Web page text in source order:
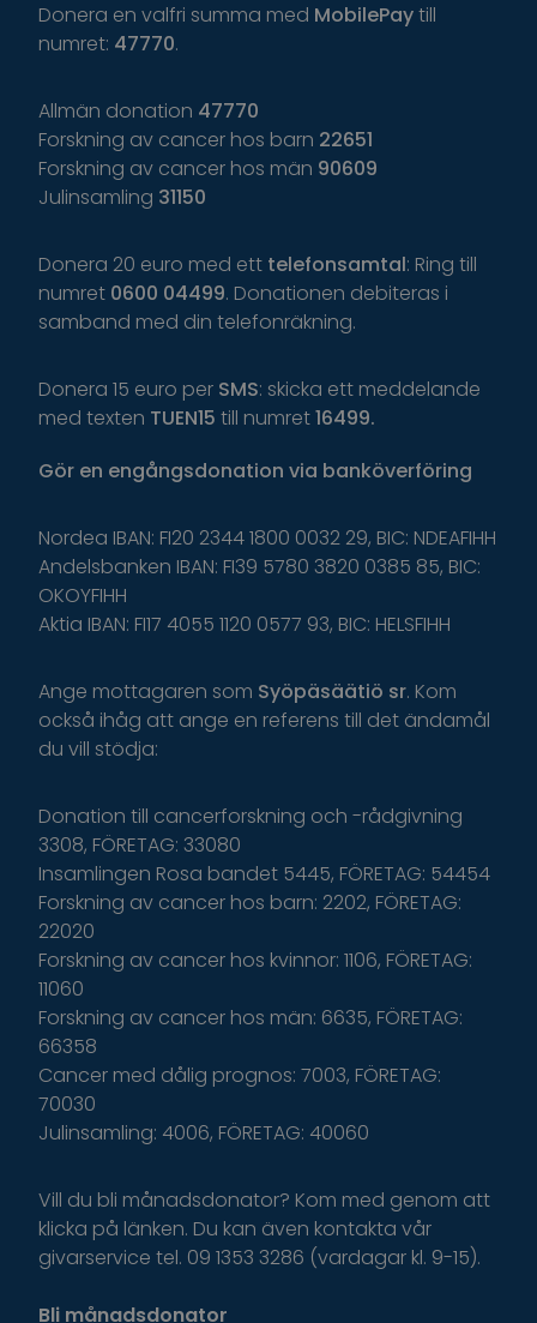
Donera en valfri summa med MobilePaytill
numret: 47770.
Allmän donation 47770
Forskning av cancer hos barn 22651
Forskning av cancer hos män 90609
Julinsamling 31150
Donera 20 euro med ett telefonsamtal: Ring till
numret 0600 04499. Donationen debiteras i
samband med din telefonräkning.
Donera 15 euro per SMS: skicka ett meddelande
med texten TUEN15 till numret16499.
Gör en engångsdonation via banköverföring
Nordea IBAN: FI20 2344 1800 0032 29, BIC: NDEAFIHH
Andelsbanken IBAN: FI39 5780 3820 0385 85, BIC:
OKOYFIHH
Aktia IBAN: FI17 4055 1120 0577 93, BIC: HELSFIHH
Ange mottagaren som Syöpäsäätiö sr. Kom
också ihåg att ange en referens till det ändamål
du vill stödja:
Donation till cancerforskning och -rådgivning
3308, FÖRETAG: 33080
Insamlingen Rosa bandet 5445, FÖRETAG: 54454
Forskning av cancer hos barn: 2202, FÖRETAG:
22020
Forskning av cancer hos kvinnor: 1106, FÖRETAG:
11060
Forskning av cancer hos män: 6635, FÖRETAG:
66358
Cancer med dålig prognos: 7003, FÖRETAG:
70030
Julinsamling: 4006, FÖRETAG: 40060
Vill du bli månadsdonator? Kom med genom att
klicka på länken. Du kan även kontakta vår
givarservice tel. 09 1353 3286 (vardagar kl. 9-15).
Bli månadsdonator